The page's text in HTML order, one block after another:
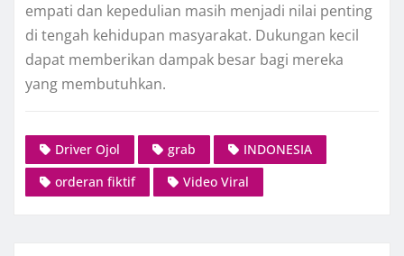
empati dan kepedulian masih menjadi nilai penting
di tengah kehidupan masyarakat. Dukungan kecil
dapat memberikan dampak besar bagi mereka
yang membutuhkan.
Driver Ojol grab
INDONESIA
orderan fiktif
Video Viral